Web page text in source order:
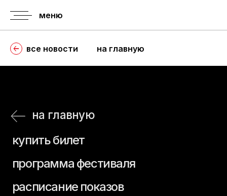
меню
на главную
все новости
правила
билеты для аккредитованных
история
расписание показов
программа фестиваля
расписание пресс-показов